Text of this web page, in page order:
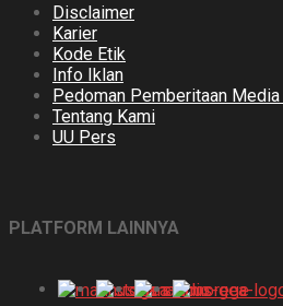
Disclaimer
Karier
Kode Etik
Info Iklan
Pedoman Pemberitaan
Tentang Kami
UU Pers
PLATFORM LAINNYA